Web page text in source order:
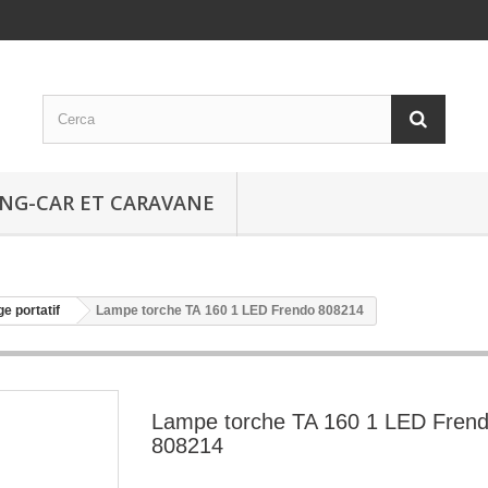
CAR ET CARAVANE
portatif Lampe torche TA 160 1 LED Frendo 808214
Lampe torche TA 160 1 LED
808214